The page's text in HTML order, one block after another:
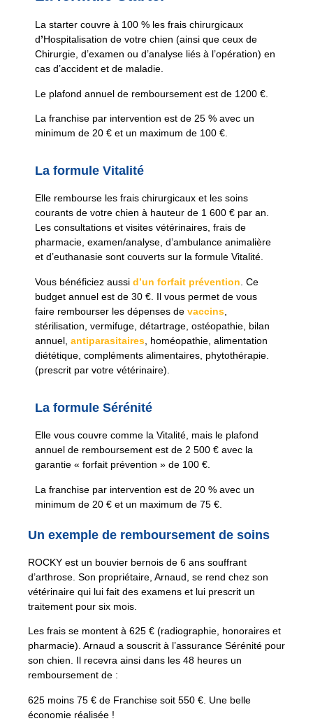
La starter couvre à 100 % les frais chirurgicaux
d’Hospitalisation de votre chien (ainsi que ceux de
Chirurgie, d’examen ou d’analyse liés à l’opération) en
cas d’accident et de maladie.
Le plafond annuel de remboursement est de 1200 €.
La franchise par intervention est de 25 % avec un
minimum de 20 € et un maximum de 100 €.
La formule Vitalité
Elle rembourse les frais chirurgicaux et les soins
courants de votre chien à hauteur de 1 600 € par an.
Les consultations et visites vétérinaires, frais de
pharmacie, examen/analyse, d’ambulance animalière
et d’euthanasie sont couverts sur la formule Vitalité.
Vous bénéficiez aussi d’un forfait prévention . Ce
budget annuel est de 30 €. Il vous permet de vous
faire rembourser les dépenses de vaccins
stérilisation, vermifuge, détartrage, ostéopathie, bilan
annuel, antiparasitaires , homéopathie, alimentation
diététique, compléments alimentaires, phytothérapie.
(prescrit par votre vétérinaire).
La formule Sérénité
Elle vous couvre comme la Vitalité, mais le plafond
annuel de remboursement est de 2 500 € avec la
garantie « forfait prévention » de 100 €.
La franchise par intervention est de 20 % avec un
minimum de 20 € et un maximum de 75 €.
Un exemple de remboursement de soins
ROCKY est un bouvier bernois de 6 ans souffrant
d’arthrose. Son propriétaire, Arnaud, se rend chez son
vétérinaire qui lui fait des examens et lui prescrit un
traitement pour six mois.
Les frais se montent à 625 € (radiographie, honoraires et
pharmacie). Arnaud a souscrit à l’assurance Sérénité pour
son chien. Il recevra ainsi dans les 48 heures un
remboursement de :
625 moins 75 € de Franchise soit 550 €. Une belle
économie réalisée !